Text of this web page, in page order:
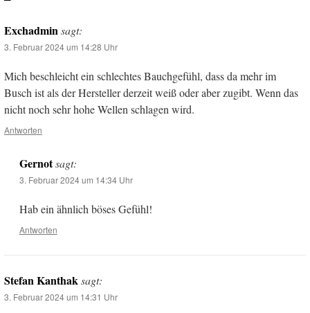
Exchadmin sagt:
3. Februar 2024 um 14:28 Uhr
Mich beschleicht ein schlechtes Bauchgefühl, dass da mehr im
Busch ist als der Hersteller derzeit weiß oder aber zugibt. Wenn das
nicht noch sehr hohe Wellen schlagen wird.
Antworten
Gernot sagt:
3. Februar 2024 um 14:34 Uhr
Hab ein ähnlich böses Gefühl!
Antworten
Stefan Kanthak sagt:
3. Februar 2024 um 14:31 Uhr